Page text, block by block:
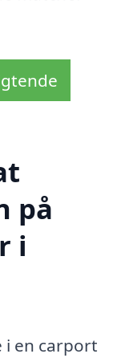
på
i
i en carport